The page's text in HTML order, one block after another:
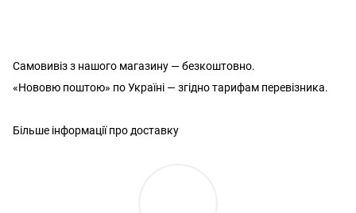
Самовивіз з нашого магазину — безкоштовно.
«Нововю поштою» по Україні — згідно тарифам перевізника.
Більше інформації про доставку